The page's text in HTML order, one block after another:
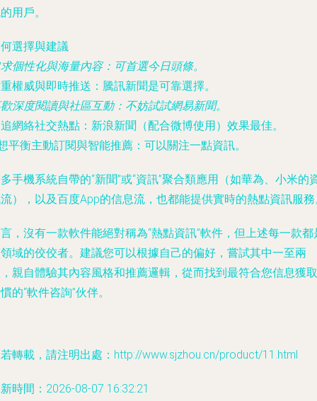
用戶。
選擇與建議
個性化與海量內容：可首選今日頭條。
權威與即時推送 ： 騰訊新聞是可靠選擇。
深度閱讀與社區互動：不妨試試網易新聞。
網絡社交熱點 ： 新浪新聞
（配合微博使用）效果最佳。
平衡主動訂閱與智能推薦 ：可以關注一點資訊。
手機系統自帶的“新聞”或“資訊”聚合類應用（如華為、小米的
），以及百度App的信息流，也都能提供實時的熱點資訊服
，沒有一款軟件能絕對稱為“熱點資訊”軟件，但上述每一款都
域的佼佼者。建議您可以根據自己的偏好，嘗試其中一至兩
親自體驗其內容風格和推薦邏輯，從而找到最符合您信息獲取
的“軟件咨詢”伙伴。
轉載，請注明出處：http://www.sjzhou.cn/product/11.html
時間：2026-08-07 16:32:21